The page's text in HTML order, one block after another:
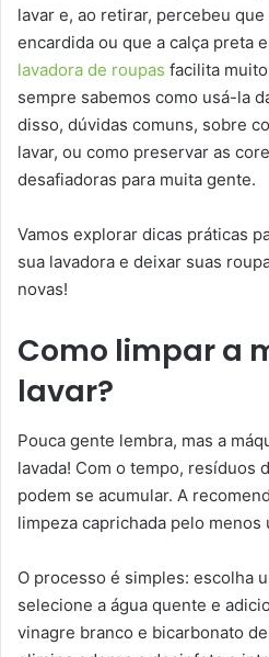
lavar e, ao retirar, percebeu
encardida ou que a calça preta
lavadora de roupas facilita
sempre sabemos como usá-la
disso, dúvidas comuns, sobre
lavar, ou como preservar as
desafiadoras para muita gente.
Vamos explorar dicas práticas
sua lavadora e deixar suas
novas!
Como limpar a
lavar?
Pouca gente lembra, mas a
lavada! Com o tempo, resíduos
podem se acumular. A
limpeza caprichada pelo menos
O processo é simples: escolha
selecione a água quente e
vinagre branco e bicarbonato